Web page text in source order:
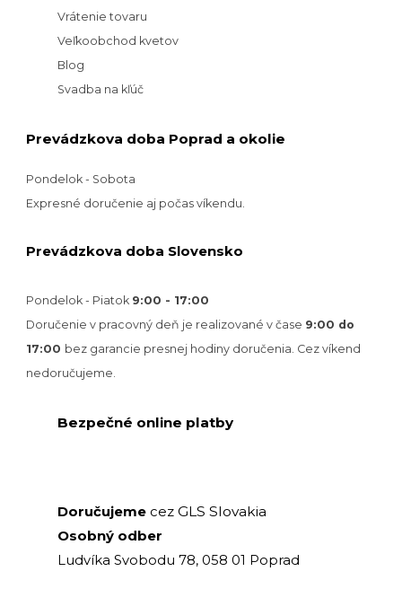
Vrátenie tovaru
Veľkoobchod kvetov
Blog
Svadba na kľúč
Prevádzkova doba Poprad a okolie
Pondelok - Sobota
Expresné doručenie aj počas víkendu.
Prevádzkova doba Slovensko
Pondelok - Piatok 9:00 - 17:00
Doručenie v pracovný deň je realizované v čase 9:00 do
17:00 bez garancie presnej hodiny doručenia. Cez víkend
nedoručujeme.
Bezpečné online platby
Doručujeme cez GLS Slovakia
Osobný odber
Ludvíka Svobodu 78, 058 01 Poprad